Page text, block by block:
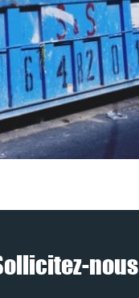
nous